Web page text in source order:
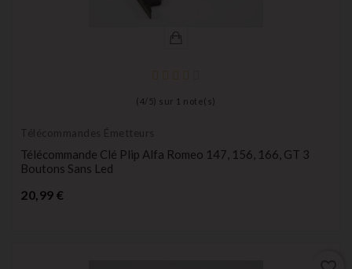
( 4/ 5) sur 1 note(s)
Télécommandes Émetteurs
Télécommande Clé Plip Alfa Romeo 147, 156, 166, GT 3
Boutons Sans Led
20,99 €